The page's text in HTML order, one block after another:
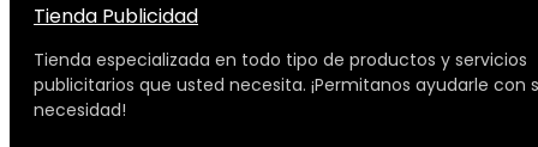
Tienda Publicidad
Tienda especializada en todo tipo de productos y servicios
publicitarios que usted necesita. ¡Permitanos ayudarle con
necesidad!